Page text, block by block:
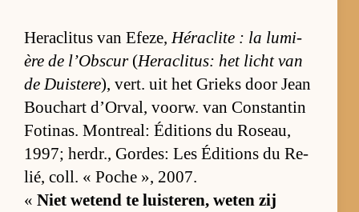
He­ra­cli­tus van Efe­ze, Hé­ra­clite : la lu­mi­
ère de l’Ob­scur(He­ra­cli­tus: het licht van
de Duis­tere), vert. uit het Grieks door Jean
Bou­chart d’Or­val, voorw. van Con­stan­tin
Fo­ti­n­as. Montre­al: Édi­ti­ons du Ro­se­au,
1997; her­dr., Gor­des: Les Édi­ti­ons du Re­
lié, coll. « Po­che », 2007.
« Niet we­tend te luis­te­ren, we­ten zij